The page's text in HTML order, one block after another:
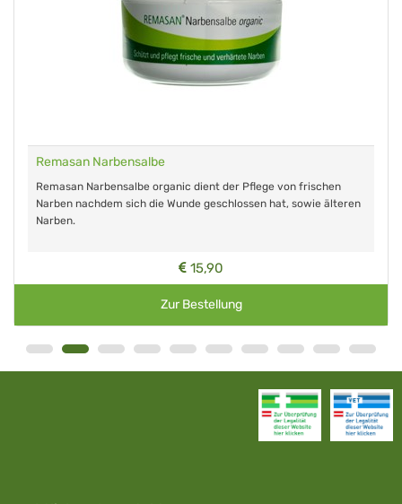
Remasan Narbensalbe
Remasan Narbensalbe organic dient der Pflege von frischen
Narben nachdem sich die Wunde geschlossen hat, sowie älteren
Narben.
15,90
Zur Bestellung